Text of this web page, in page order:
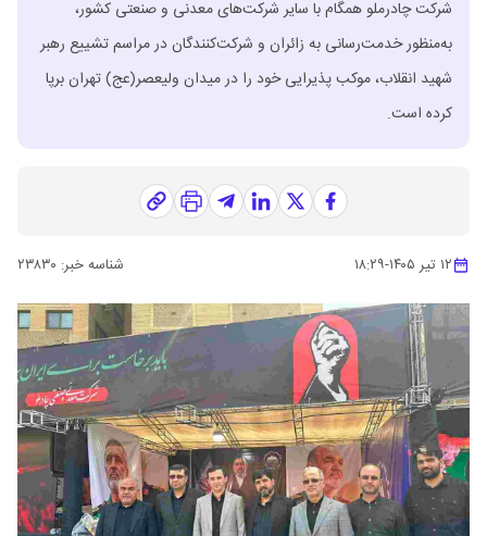
شرکت چادرملو همگام با سایر شرکت‌های معدنی و صنعتی کشور،
به‌منظور خدمت‌رسانی به زائران و شرکت‌کنندگان در مراسم تشییع رهبر
شهید انقلاب، موکب پذیرایی خود را در میدان ولیعصر(عج) تهران برپا
کرده است.
۱۲ تیر ۱۴۰۵ -۱۸:۲۹ شناسه خبر: ۲۳۸۳۰